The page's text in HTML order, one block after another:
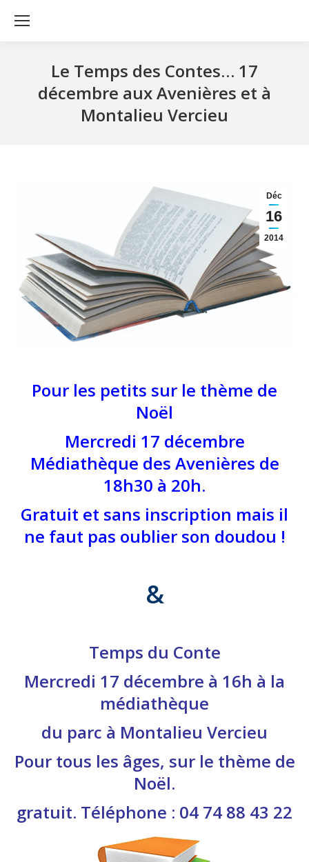
Le Temps des Contes… 17
décembre aux Avenières et à
Montalieu Vercieu
Déc
16
2014
Pour les petits sur le thème de
Noël
Mercredi 17 décembre
Médiathèque des Avenières de
18h30 à 20h.
Gratuit et sans inscription mais il
ne faut pas oublier son doudou !
&
Temps du Conte
Mercredi 17 décembre à 16h à la
médiathèque
du parc à Montalieu Vercieu
Pour tous les âges, sur le thème de
Noël.
gratuit. Téléphone : 04 74 88 43 22